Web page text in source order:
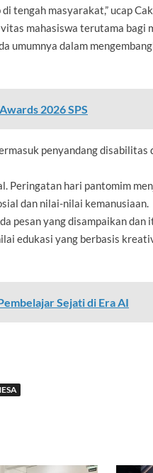
tengah masyarakat,” ucap
mahasiswa terutama bagi
umumnya dalam
2026 SPS
penyandang disabilitas
Peringatan hari pantomim
dan nilai-nilai kemanusiaan.
pesan yang disampaikan dan
edukasi yang berbasis
Sejati di Era AI